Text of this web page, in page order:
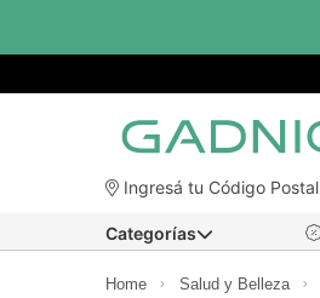
Ingresá tu Código Postal
Categorías
Home Salud y Belleza